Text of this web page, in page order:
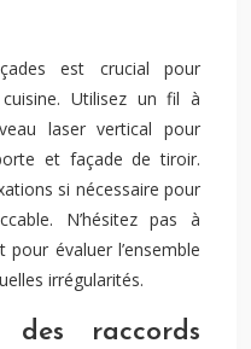
est crucial pour
Utilisez un fil à
laser vertical pour
et façade de tiroir.
si nécessaire pour
N’hésitez pas à
évaluer l’ensemble
irrégularités.
des raccords